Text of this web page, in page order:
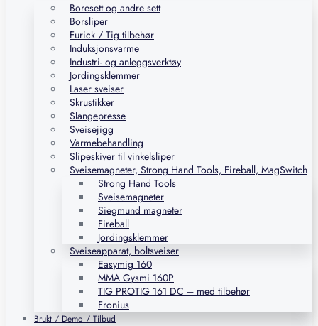
Boresett og andre sett
Borsliper
Furick / Tig tilbehør
Induksjonsvarme
Industri- og anleggsverktøy
Jordingsklemmer
Laser sveiser
Skrustikker
Slangepresse
Sveisejigg
Varmebehandling
Slipeskiver til vinkelsliper
Sveisemagneter, Strong Hand Tools, Fireball, MagSwitch
Strong Hand Tools
Sveisemagneter
Siegmund magneter
Fireball
Jordingsklemmer
Sveiseapparat, boltsveiser
Easymig 160
MMA Gysmi 160P
TIG PROTIG 161 DC – med tilbehør
Fronius
Brukt / Demo / Tilbud